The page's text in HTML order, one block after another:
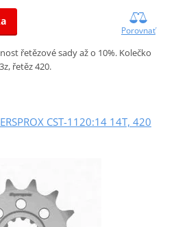
Porovnať
řetězové sady až o 10%. Kolečko
řetěz 420.
CST-1120:14 14T, 420